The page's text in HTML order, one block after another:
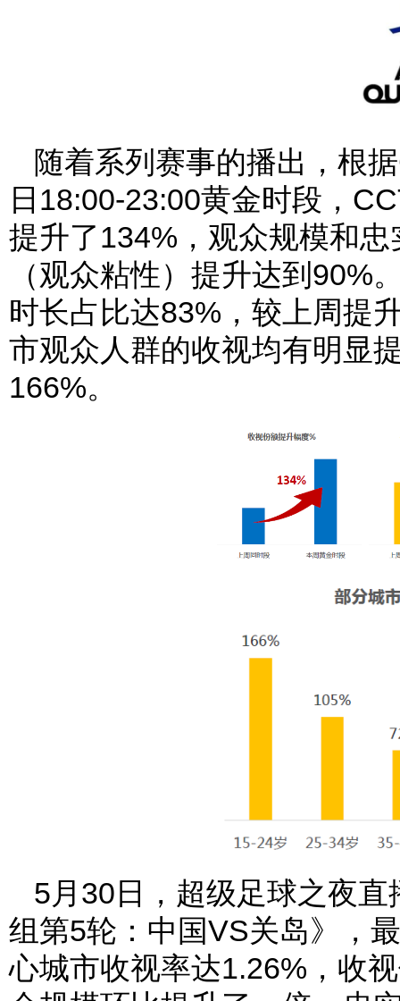
随着系列赛事的播出，根
日18:00-23:00黄金时段，
提升了134%，观众规模和
（观众粘性）提升达到90%
时长占比达83%，较上周提
市观众人群的收视均有明显
166%。
5月30日，超级足球之夜
组第5轮：中国VS关岛》，
心城市收视率达1.26%，收